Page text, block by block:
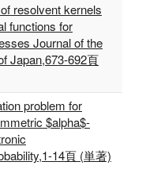
resolvent kernels
functions for
Journal of the
Japan,673-692頁
problem for
$alpha$-
14頁 (単著)